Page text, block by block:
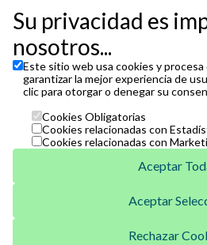
Venta Telefónica
Su privacidad es
nosotros...
Este sitio web usa cookies y
garantizar la mejor experiencia de
clic para otorgar o denegar su
Cookies Obligatorias
Cookies relacionadas con
Cookies relacionadas con
Aceptar
Aceptar
Rechazar